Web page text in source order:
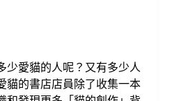
少愛貓的人呢？又有多少人
貓的書店店員除了收集一本